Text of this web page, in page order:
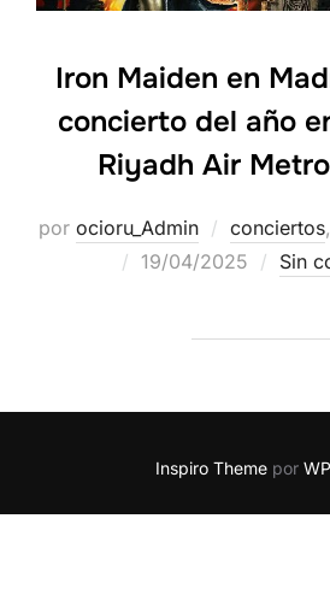
Iron Maiden en
concierto del año
Riyadh Air
por ocioru_Admin conciertos,
19/04/2025
Sin
Inspiro Theme por